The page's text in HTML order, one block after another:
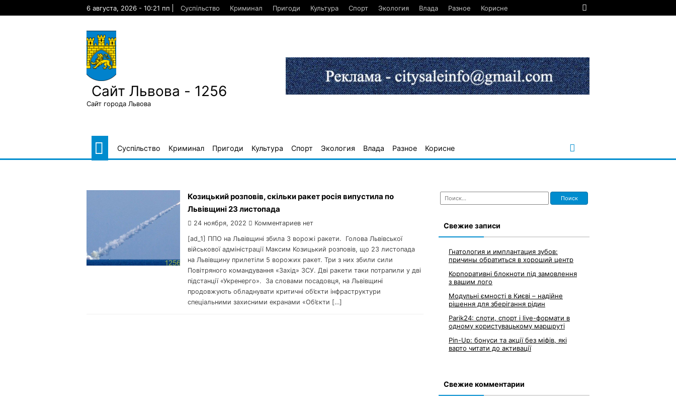
6 августа, 2026 - 10:21 пп Суспільство Криминал Пригоди Культура Спорт Экология Влада Разное Корисне
Сайт Львова - 1256
Сайт города Львова
Суспільство Криминал Пригоди Культура Спорт Экология Влада Разное Корисне
Козицький розповів, скільки ракет росія випустила по
Львівщині 23 листопада
24 ноября, 2022 Комментариев нет
[ad_1] ППО на Львівщині збила 3 ворожі ракети. Голова Львівської
військової адміністрації Максим Козицький розповів, що 23 листопада
на Львівщину прилетіли 5 ворожих ракет. Три з них збили сили
Повітряного командування «Захід» ЗСУ. Дві ракети таки потрапили у дві
підстанції «Укренерго». За словами посадовця, на Львівщині
продовжують обладнувати критичні об’єкти інфраструктури
спеціальними захисними екранами «Об’єкти […]
Найти:
Свежие записи
Гнатология и имплантация зубов:
причины обратиться в хороший центр
Корпоративні блокноти під замовлення
з вашим лого
Модульні ємності в Києві – надійне
рішення для зберігання рідин
Parik24: слоти, спорт і live-формати в
одному користувацькому маршруті
Pin-Up: бонуси та акції без міфів, які
варто читати до активації
Свежие комментарии